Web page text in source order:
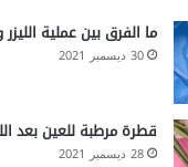
ما الفرق بين عملية الليزر
30 ديسمبر 2021
قطرة مرطبة للعين بعد
28 ديسمبر 2021